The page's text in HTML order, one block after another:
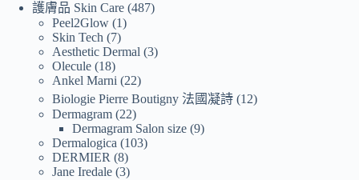
護膚品 Skin Care 487
Peel2Glow 1
Skin Tech
7
Aesthetic Dermal 3
Olecule 18
Ankel Marni
22
Biologie Pierre Boutigny 法國凝詩 12
Dermagram 22
Dermagram Salon size 9
Dermalogica
103
DERMIER
8
Jane Iredale 3